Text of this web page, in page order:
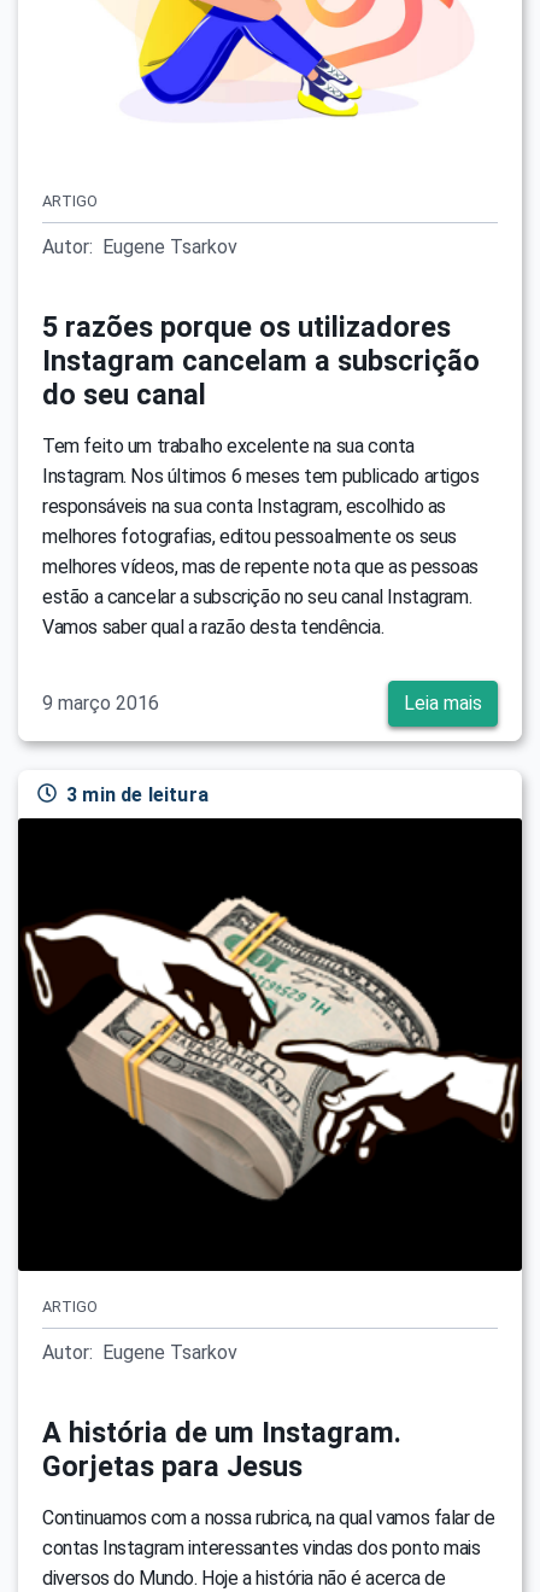
ARTIGO
Autor: Eugene Tsarkov
5 razões porque os utilizadores
Instagram cancelam a subscrição
do seu canal
Tem feito um trabalho excelente na sua conta
Instagram. Nos últimos 6 meses tem publicado artigos
responsáveis na sua conta Instagram, escolhido as
melhores fotografias, editou pessoalmente os seus
melhores vídeos, mas de repente nota que as pessoas
estão a cancelar a subscrição no seu canal Instagram.
Vamos saber qual a razão desta tendência.
9 março 2016 Leia mais
3 min de leitura
ARTIGO
Autor: Eugene Tsarkov
A história de um Instagram.
Gorjetas para Jesus
Continuamos com a nossa rubrica, na qual vamos falar de
contas Instagram interessantes vindas dos ponto mais
diversos do Mundo. Hoje a história não é acerca de